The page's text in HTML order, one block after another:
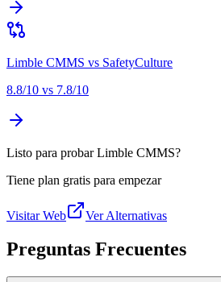
Limble CMMS vs SafetyCulture
8.8/10 vs 7.8/10
Listo para probar Limble CMMS?
Tiene plan gratis para empezar
Visitar Web Ver Alternativas
Preguntas Frecuentes